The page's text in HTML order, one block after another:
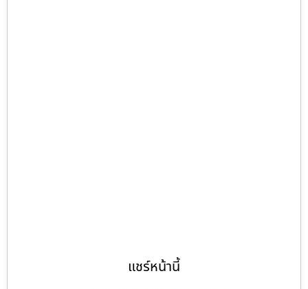
แชร์หน้านี้